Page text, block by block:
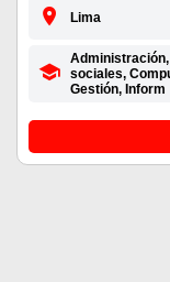
Lima
sociales,
Gestión, Inform